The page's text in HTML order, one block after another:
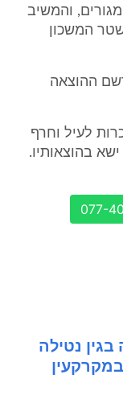
והמשיב
המשכון
ההוצאה
לעיל וחרף
בהוצאותיו.
נטילה